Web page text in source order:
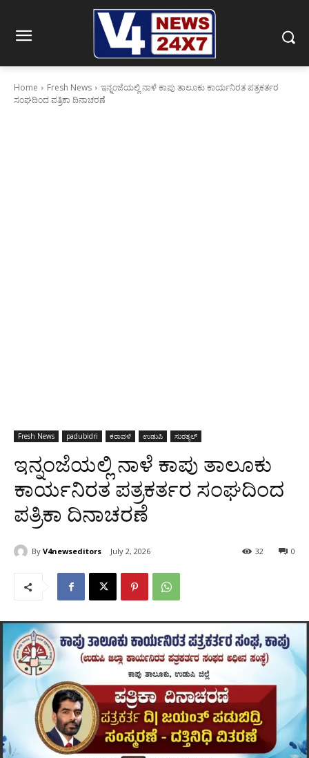
Home Fresh News
ಇನ್ನಂಜೆಯಲ್ಲಿ ನಾಳೆ ಕಾಪು ತಾಲೂಕು ಕಾರ್ಯನಿರತ ಪತ್ರಕರ್ತರ
ಸಂಘದಿಂದ ಪತ್ರಿಕಾ ದಿನಾಚರಣೆ
Fresh News padubidri ಕರಾವಳಿ ಉಡುಪಿ ಸುರತ್ಕಲ್
ಇನ್ನಂಜೆಯಲ್ಲಿ ನಾಳೆ ಕಾಪು ತಾಲೂಕು
ಕಾರ್ಯನಿರತ ಪತ್ರಕರ್ತರ ಸಂಘದಿಂದ
ಪತ್ರಿಕಾ ದಿನಾಚರಣೆ
By V4newseditors July 2, 2026 0
32